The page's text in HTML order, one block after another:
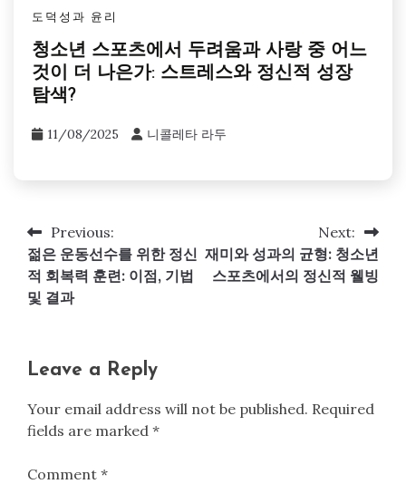
도덕성과 윤리
청소년 스포츠에서 두려움과 사랑 중 어느
것이 더 나은가: 스트레스와 정신적 성장
탐색?
11/08/2025 니콜레타 라두
Post
navigation
Previous:
젊은 운동선수를 위한 정신
적 회복력 훈련: 이점, 기법
및 결과
Next:
재미와 성과의 균형: 청소년
스포츠에서의 정신적 웰빙
Leave a Reply
Your email address will not be published. Required
fields are marked *
Comment *